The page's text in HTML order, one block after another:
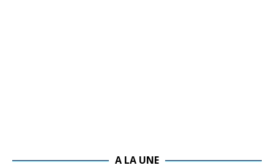
A LA UNE